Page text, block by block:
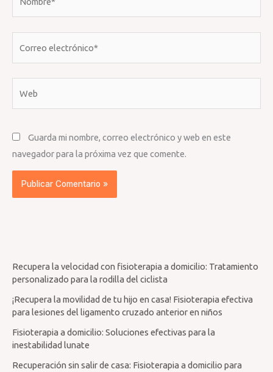
Guarda mi nombre, correo electrónico y web en este
navegador para la próxima vez que comente.
Recupera la velocidad con fisioterapia a domicilio: Tratamiento
personalizado para la rodilla del ciclista
¡Recupera la movilidad de tu hijo en casa! Fisioterapia efectiva
para lesiones del ligamento cruzado anterior en niños
Fisioterapia a domicilio: Soluciones efectivas para la
inestabilidad lunate
Recuperación sin salir de casa: Fisioterapia a domicilio para